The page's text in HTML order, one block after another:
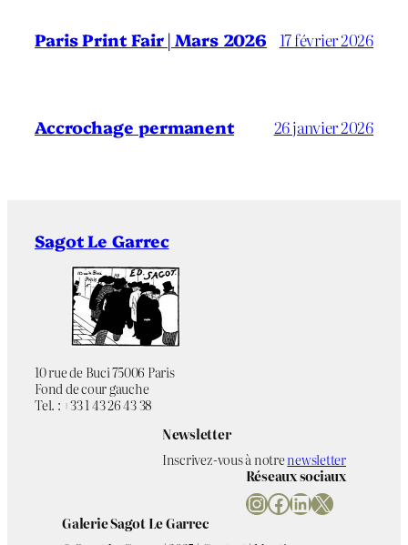
Paris Print Fair | Mars 2026 17 février 2026
Accrochage permanent 26 janvier 2026
Sagot Le Garrec
10 rue de Buci 75006 Paris
Fond de cour gauche
Tel. : +33 1 43 26 43 38
Newsletter
Inscrivez-vous à notrenewsletter
Réseaux sociaux
InstagramFacebook LinkedIn X
Galerie Sagot Le Garrec